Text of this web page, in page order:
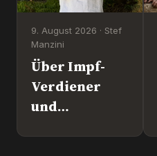
9. August 2026 · Stef
Manzini
Über Impf-
Verdiener
und